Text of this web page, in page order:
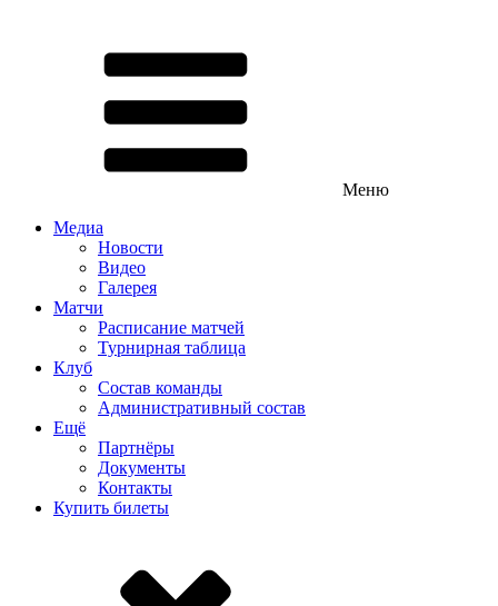
Меню
Медиа
Новости
Видео
Галерея
Матчи
Расписание матчей
Турнирная таблица
Клуб
Состав команды
Административный состав
Ещё
Партнёры
Документы
Контакты
Купить билеты